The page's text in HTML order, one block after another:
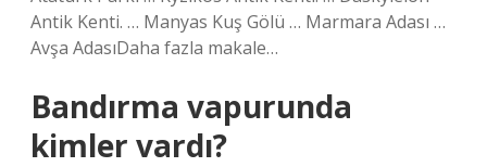
Antik Kenti. … Manyas Kuş Gölü … Marmara Adası …
Avşa AdasıDaha fazla makale…
Bandırma vapurunda
kimler vardı?